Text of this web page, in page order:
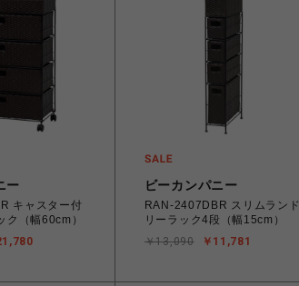
ー
キャスター付
ク（幅60cm）
ビーカンパニー
RAN-2407DBR スリムランド
リーラック4段（幅15cm）
￥11,781
￥13,090